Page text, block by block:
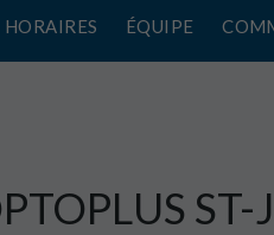
HORAIRES ÉQUIPE
ST-